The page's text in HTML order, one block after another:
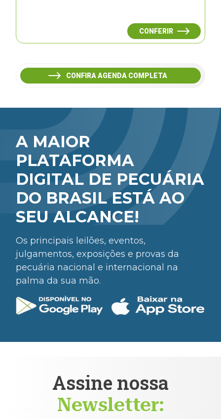
CONFERIR
CONFIRA AGENDA COMPLETA
A MAIOR
PLATAFORMA
DIGITAL DE PECUÁRIA
DO BRASIL ESTÁ AO
SEU ALCANCE!
Os principais leilões, eventos,
julgamentos, exposições e provas da
pecuária nacional e internacional na
palma da sua mão.
Assine nossa
Newsletter: